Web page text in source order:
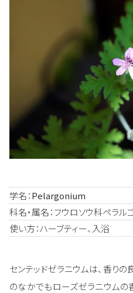
学名：Pelargonium
科名・属名：フウロソウ科ペラル
使い方：ハーブティー、入浴
センテッドゼラニウムは、香りの
のなかでもローズゼラニウムの